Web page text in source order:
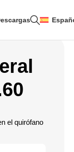
el quirófano